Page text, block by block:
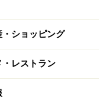
ショッピング
レストラン